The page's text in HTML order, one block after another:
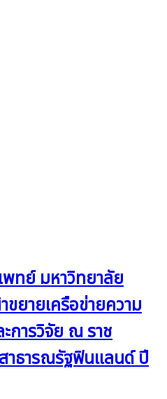
ทย์ มหาวิทยาลัย
ยายเครือข่ายความ
การวิจัย ณ ราช
าธารณรัฐฟินแลนด์ ปี